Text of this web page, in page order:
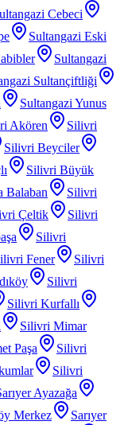
Cebeci
Sultangazi Eski
Sultangazi
Sultançiftliği
Sultangazi Yunus
Akören
Silivri
Silivri Beyciler
Silivri Büyük
Balaban
Silivri
Çeltik
Silivri
Silivri
Fener
Silivri
Silivri
Silivri Kurfallı
Silivri Mimar
Paşa
Silivri
Silivri
Ayazağa
Merkez
Sarıyer